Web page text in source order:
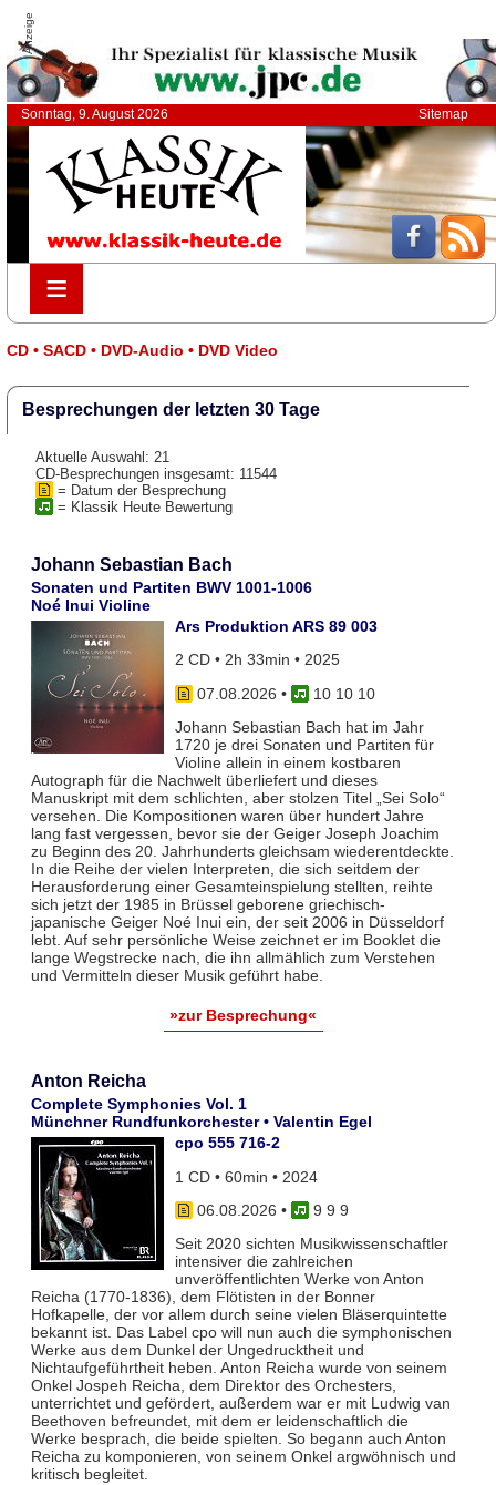
Anzeige
Sonntag, 9. August 2026 Sitemap
≡
≡
CD • SACD • DVD-Audio • DVD Video
Besprechungen der letzten 30 Tage
Aktuelle Auswahl: 21
CD-Besprechungen insgesamt: 11544
= Datum der Besprechung
= Klassik Heute Bewertung
Johann Sebastian Bach
Sonaten und Partiten BWV 1001-1006
Noé Inui Violine
Ars Produktion ARS 89 003
2 CD • 2h 33min • 2025
07.08.2026 •
10 10 10
Johann Sebastian Bach hat im Jahr
1720 je drei Sonaten und Partiten für
Violine allein in einem kostbaren
Autograph für die Nachwelt überliefert und dieses
Manuskript mit dem schlichten, aber stolzen Titel „Sei Solo“
versehen. Die Kompositionen waren über hundert Jahre
lang fast vergessen, bevor sie der Geiger Joseph Joachim
zu Beginn des 20. Jahrhunderts gleichsam wiederentdeckte.
In die Reihe der vielen Interpreten, die sich seitdem der
Herausforderung einer Gesamteinspielung stellten, reihte
sich jetzt der 1985 in Brüssel geborene griechisch-
japanische Geiger Noé Inui ein, der seit 2006 in Düsseldorf
lebt. Auf sehr persönliche Weise zeichnet er im Booklet die
lange Wegstrecke nach, die ihn allmählich zum Verstehen
und Vermitteln dieser Musik geführt habe.
»zur Besprechung«
Anton Reicha
Complete Symphonies Vol. 1
Münchner Rundfunkorchester • Valentin Egel
cpo 555 716-2
1 CD • 60min • 2024
06.08.2026 •
9 9 9
Seit 2020 sichten Musikwissenschaftler
intensiver die zahlreichen
unveröffentlichten Werke von Anton
Reicha (1770-1836), dem Flötisten in der Bonner
Hofkapelle, der vor allem durch seine vielen Bläserquintette
bekannt ist. Das Label cpo will nun auch die symphonischen
Werke aus dem Dunkel der Ungedrucktheit und
Nichtaufgeführtheit heben. Anton Reicha wurde von seinem
Onkel Jospeh Reicha, dem Direktor des Orchesters,
unterrichtet und gefördert, außerdem war er mit Ludwig van
Beethoven befreundet, mit dem er leidenschaftlich die
Werke besprach, die beide spielten. So begann auch Anton
Reicha zu komponieren, von seinem Onkel argwöhnisch und
kritisch begleitet.